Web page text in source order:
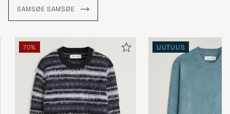
Andersen merkin vastuulleen ja loivat siitä kansainvälisen
muotitalon. Samsøe Samsøe ammentaa inspiraationsa
arkipukeutumiseen.
SAMSØE SAMSØE
70% UUTUUS